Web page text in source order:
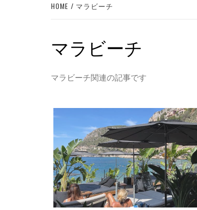
HOME マラビーチ
マラビーチ
マラビーチ関連の記事です